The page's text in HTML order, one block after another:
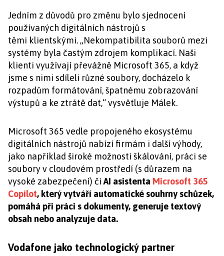
Jedním z důvodů pro změnu bylo sjednocení
používaných digitálních nástrojů s
těmi klientskými. „Nekompatibilita souborů mezi
systémy byla častým zdrojem komplikací. Naši
klienti využívají převážně Microsoft 365, a když
jsme s nimi sdíleli různé soubory, docházelo k
rozpadům formátování, špatnému zobrazování
výstupů a ke ztrátě dat,“ vysvětluje Málek.
Microsoft 365 vedle propojeného ekosystému
digitálních nástrojů nabízí firmám i další výhody,
jako například široké možnosti škálování, práci se
soubory v cloudovém prostředí (s důrazem na
vysoké zabezpečení) čiAI asistenta Microsoft 365
Copilot, který vytváří automatické souhrny schůzek,
pomáhá při práci s dokumenty, generuje textový
obsah nebo analyzuje data.
Vodafone jako technologický partner